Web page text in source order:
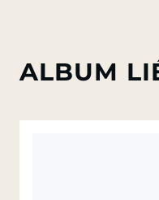
ALBUM